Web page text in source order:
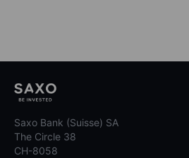
Saxo Bank (Suisse) SA
The Circle 38
CH-8058